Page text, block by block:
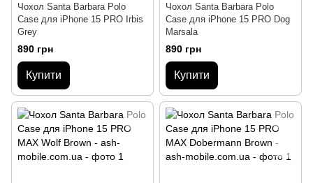
Чохол Santa Barbara Polo
Case для iPhone 15 PRO Irbis
Grey
890 грн
Купити
Чохол Santa Barbara Polo
Case для iPhone 15 PRO Dog
Marsala
890 грн
Купити